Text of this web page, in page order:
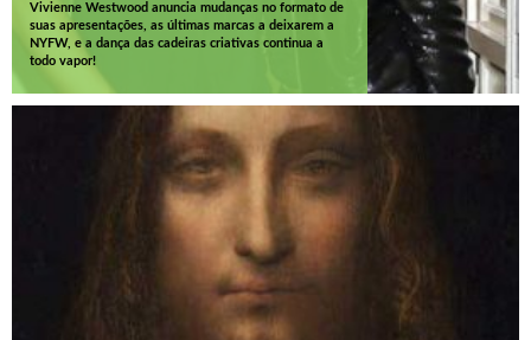
Vivienne Westwood anuncia mudanças no formato de
suas apresentações, as últimas marcas a deixarem a
NYFW, e a dança das cadeiras criativas continua a
todo vapor!